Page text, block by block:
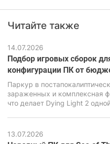
которые будут заметно
Читайте также
14.07.2026
Подбор игровых сборок
конфигурации ПК от
Паркур в
зараженных и комплексная
что делает Dying Light 2
который за красивую
реалистичную физику
13.07.2026